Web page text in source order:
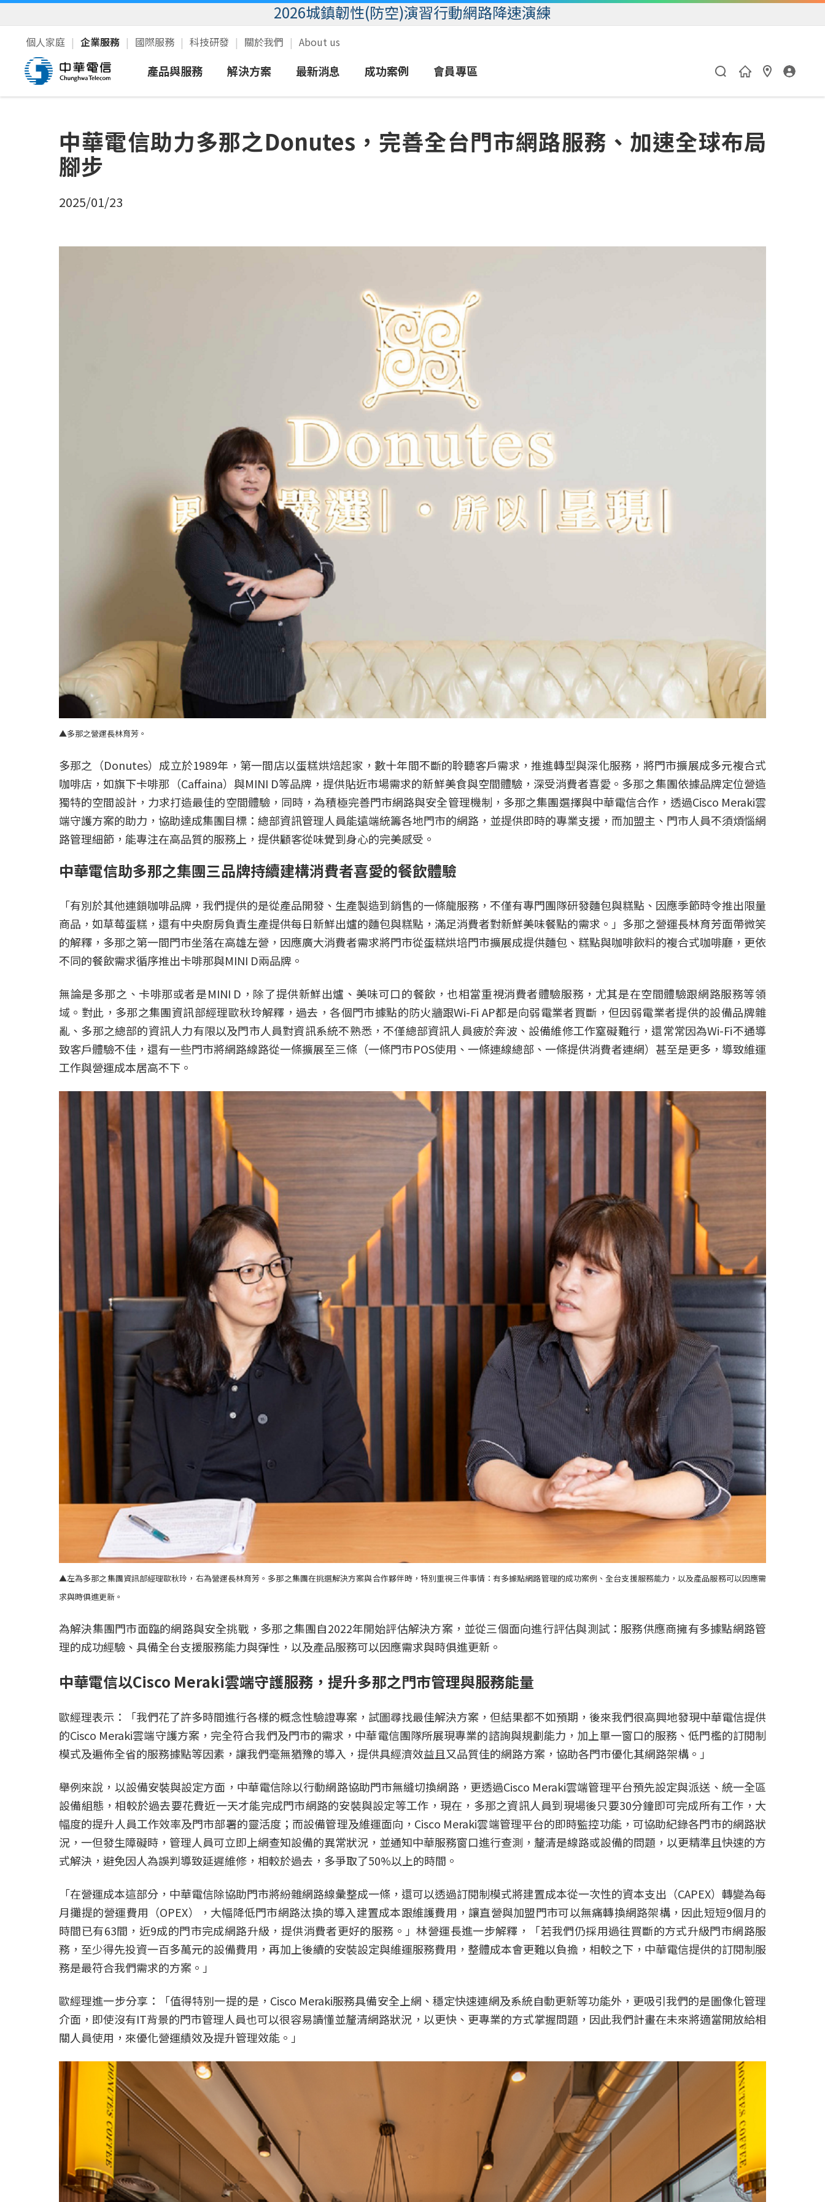
2026城鎮韌性(防空)演習行動網路降速演練
個人家庭 企業服務 國際服務 科技研發 關於我們 About us
產品與服務
寬頻上網/語音
5G服務
簡訊
行動優惠
MVPN行動群組
解決方案
中小企業
最新消息
活動
成功案例
影音報導
會員專區
會員專區
中華電信助力多那之Donutes，完善全台門市網路服務、加速全球布局
腳步
2025/01/23
▲多那之營運長林育芳。
多那之（Donutes）成立於1989年，第一間店以蛋糕烘焙起家，數十年間不斷的聆聽客戶需求，推進轉型與深化服務，將門市擴展成多元複合式
咖啡店，如旗下卡啡那（Caffaina）與MINI D等品牌，提供貼近市場需求的新鮮美食與空間體驗，深受消費者喜愛。多那之集團依據品牌定位營造
獨特的空間設計，力求打造最佳的空間體驗，同時，為積極完善門市網路與安全管理機制，多那之集團選擇與中華電信合作，透過Cisco Meraki雲
端守護方案的助力，協助達成集團目標：總部資訊管理人員能遠端統籌各地門市的網路，並提供即時的專業支援，而加盟主、門市人員不須煩惱網
路管理細節，能專注在高品質的服務上，提供顧客從味覺到身心的完美感受。
中華電信助多那之集團三品牌持續建構消費者喜愛的餐飲體驗
「有別於其他連鎖咖啡品牌，我們提供的是從產品開發、生產製造到銷售的一條龍服務，不僅有專門團隊研發麵包與糕點、因應季節時令推出限量
商品，如草莓蛋糕，還有中央廚房負責生產提供每日新鮮出爐的麵包與糕點，滿足消費者對新鮮美味餐點的需求。」多那之營運長林育芳面帶微笑
的解釋，多那之第一間門市坐落在高雄左營，因應廣大消費者需求將門市從蛋糕烘培門市擴展成提供麵包、糕點與咖啡飲料的複合式咖啡廳，更依
不同的餐飲需求循序推出卡啡那與MINI D兩品牌。
無論是多那之、卡啡那或者是MINI D，除了提供新鮮出爐、美味可口的餐飲，也相當重視消費者體驗服務，尤其是在空間體驗跟網路服務等領
域。對此，多那之集團資訊部經理歐秋玲解釋，過去，各個門市據點的防火牆跟Wi-Fi AP都是向弱電業者買斷，但因弱電業者提供的設備品牌雜
亂、多那之總部的資訊人力有限以及門市人員對資訊系統不熟悉，不僅總部資訊人員疲於奔波、設備維修工作窒礙難行，還常常因為Wi-Fi不通導
致客戶體驗不佳，還有一些門市將網路線路從一條擴展至三條（一條門市POS使用、一條連線總部、一條提供消費者連網）甚至是更多，導致維運
工作與營運成本居高不下。
▲左為多那之集團資訊部經理歐秋玲，右為營運長林育芳。多那之集團在挑選解決方案與合作夥伴時，特別重視三件事情：有多據點網路管理的成功案例、全台支援服務能力，以及產品服務可以因應需
求與時俱進更新。
為解決集團門市面臨的網路與安全挑戰，多那之集團自2022年開始評估解決方案，並從三個面向進行評估與測試：服務供應商擁有多據點網路管
理的成功經驗、具備全台支援服務能力與彈性，以及產品服務可以因應需求與時俱進更新。
中華電信以Cisco Meraki雲端守護服務，提升多那之門市管理與服務能量
歐經理表示：「我們花了許多時間進行各樣的概念性驗證專案，試圖尋找最佳解決方案，但結果都不如預期，後來我們很高興地發現中華電信提供
的Cisco Meraki雲端守護方案，完全符合我們及門市的需求，中華電信團隊所展現專業的諮詢與規劃能力，加上單一窗口的服務、低門檻的訂閱制
模式及遍佈全省的服務據點等因素，讓我們毫無猶豫的導入，提供具經濟效益且又品質佳的網路方案，協助各門市優化其網路架構。」
舉例來說，以設備安裝與設定方面，中華電信除以行動網路協助門市無縫切換網路，更透過Cisco Meraki雲端管理平台預先設定與派送、統一全區
設備組態，相較於過去要花費近一天才能完成門市網路的安裝與設定等工作，現在，多那之資訊人員到現場後只要30分鐘即可完成所有工作，大
幅度的提升人員工作效率及門市部署的靈活度；而設備管理及維運面向，Cisco Meraki雲端管理平台的即時監控功能，可協助紀錄各門市的網路狀
況，一但發生障礙時，管理人員可立即上網查知設備的異常狀況，並通知中華服務窗口進行查測，釐清是線路或設備的問題，以更精準且快速的方
式解決，避免因人為誤判導致延遲維修，相較於過去，多爭取了50%以上的時間。
「在營運成本這部分，中華電信除協助門市將紛雜網路線彙整成一條，還可以透過訂閱制模式將建置成本從一次性的資本支出（CAPEX）轉變為每
月攤提的營運費用（OPEX），大幅降低門市網路汰換的導入建置成本跟維護費用，讓直營與加盟門市可以無痛轉換網路架構，因此短短9個月的
時間已有63間，近9成的門市完成網路升級，提供消費者更好的服務。」林營運長進一步解釋，「若我們仍採用過往買斷的方式升級門市網路服
務，至少得先投資一百多萬元的設備費用，再加上後續的安裝設定與維運服務費用，整體成本會更難以負擔，相較之下，中華電信提供的訂閱制服
務是最符合我們需求的方案。」
歐經理進一步分享：「值得特別一提的是，Cisco Meraki服務具備安全上網、穩定快速連網及系統自動更新等功能外，更吸引我們的是圖像化管理
介面，即使沒有IT背景的門市管理人員也可以很容易讀懂並釐清網路狀況，以更快、更專業的方式掌握問題，因此我們計畫在未來將適當開放給相
關人員使用，來優化營運績效及提升管理效能。」